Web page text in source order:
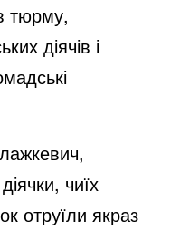
тюрму,
діячів і
чиїх
отруїли якраз